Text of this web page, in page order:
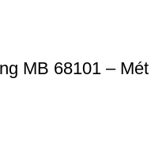
MB 68101 – Mét